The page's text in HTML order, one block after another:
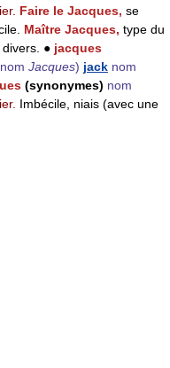
Faire le Jacques, se
Maître Jacques, type du
● jacques
Jacques) jack nom
(synonymes) nom
Imbécile, niais (avec une